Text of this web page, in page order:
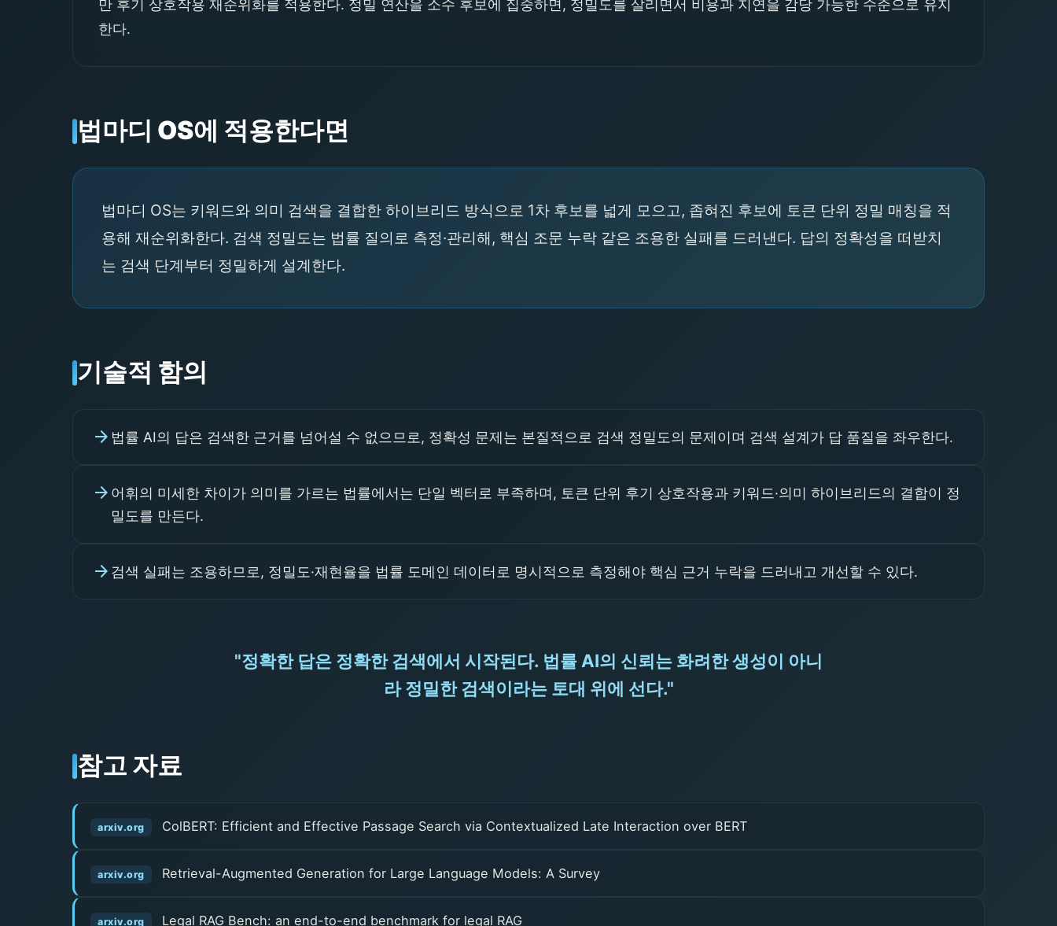
만 후기 상호작용 재순위화를 적용한다. 정밀 연산을 소수 후보에 집중하면, 정밀도를 살리면서 비용과 지연을 감당 가능한 수준으로 유지
한다.
법마디 OS에 적용한다면
법마디 OS는 키워드와 의미 검색을 결합한 하이브리드 방식으로 1차 후보를 넓게 모으고, 좁혀진 후보에 토큰 단위 정밀 매칭을 적
용해 재순위화한다. 검색 정밀도는 법률 질의로 측정·관리해, 핵심 조문 누락 같은 조용한 실패를 드러낸다. 답의 정확성을 떠받치
는 검색 단계부터 정밀하게 설계한다.
기술적 함의
arrow_forward 법률 AI의 답은 검색한 근거를 넘어설 수 없으므로, 정확성 문제는 본질적으로 검색 정밀도의 문제이며 검색 설계가 답 품질을 좌우한다.
arrow_forward 어휘의 미세한 차이가 의미를 가르는 법률에서는 단일 벡터로 부족하며, 토큰 단위 후기 상호작용과 키워드·의미 하이브리드의 결합이 정
밀도를 만든다.
arrow_forward 검색 실패는 조용하므로, 정밀도·재현율을 법률 도메인 데이터로 명시적으로 측정해야 핵심 근거 누락을 드러내고 개선할 수 있다.
"정확한 답은 정확한 검색에서 시작된다. 법률 AI의 신뢰는 화려한 생성이 아니
라 정밀한 검색이라는 토대 위에 선다."
참고 자료
arxiv.org ColBERT: Efficient and Effective Passage Search via Contextualized Late Interaction over BERT
arxiv.org Retrieval-Augmented Generation for Large Language Models: A Survey
arxiv.org Legal RAG Bench: an end-to-end benchmark for legal RAG